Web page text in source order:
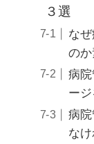
３選
な
の
病
ー
病
な